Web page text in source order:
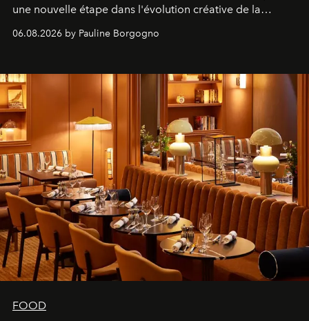
une nouvelle étape dans l'évolution créative de la
06.08.2026 by Pauline Borgogno
FOOD